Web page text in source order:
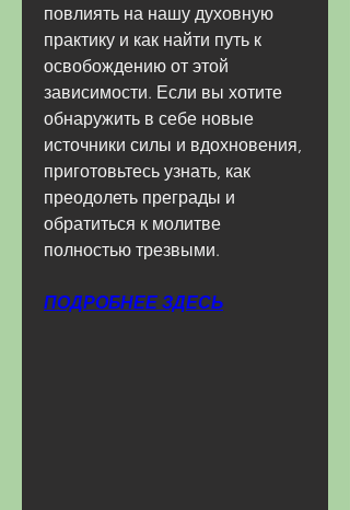
повлиять на нашу духовную
практику и как найти путь к
освобождению от этой
зависимости. Если вы хотите
обнаружить в себе новые
источники силы и вдохновения,
приготовьтесь узнать, как
преодолеть преграды и
обратиться к молитве
полностью трезвыми.
ПОДРОБНЕЕ ЗДЕСЬ